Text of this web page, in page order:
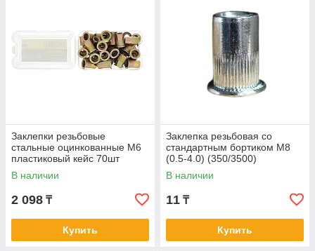
Заклепки резьбовые
стальные оцинкованные М6
пластиковый кейс 70шт
DENZEL 40603
В наличии
2 098 ₸
Купить
Заклепка резьбовая со
стандартным бортиком М8
(0.5-4.0) (350/3500)
В наличии
11 ₸
Купить